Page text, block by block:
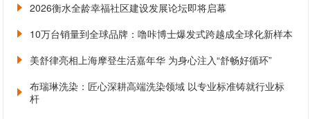
2026衡水全龄幸福社区建设发展论坛即将启幕
10万台销量到全球品牌：噜咔博士爆发式跨越成全球化新样本
美舒律亮相上海摩登生活嘉年华 为身心注入“舒畅好循环”
布瑞琳洗染：匠心深耕高端洗染领域 以专业标准铸就行业标
杆